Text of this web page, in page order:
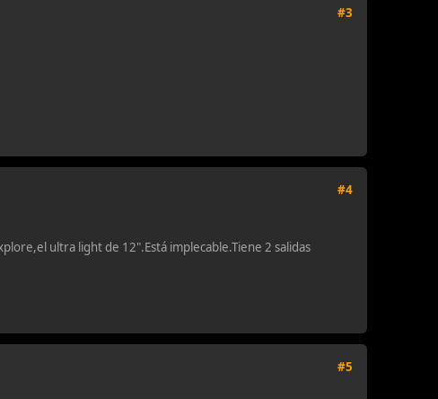
#3
#4
ultra light de 12".Está implecable.Tiene 2 salidas
#5